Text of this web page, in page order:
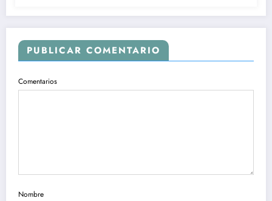
PUBLICAR COMENTARIO
Comentarios
Nombre